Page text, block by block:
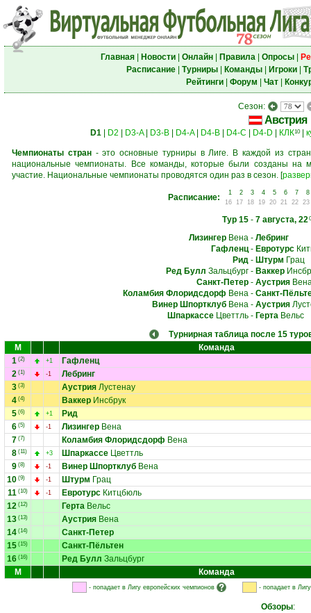
Главная| Новости| Онлайн| Правила| Опросы|
Расписание| Турниры| Команды| Игроки|
Рейтинги| Форум Чат|
Сезон:
Австрия
D1| D2 D3-A| D3-B| D4-A| D4-B| D4-C D4-D КЛК10|
Чемпионаты стран- это основные турниры в Лиге. В каждой из
национальные чемпионаты. Все команды, которые были созданы на
участие. Национальные чемпионаты проводятся один раз в сезон. [
Расписание: 1 2 3 4 5 6 7
8
16
17 18 19 20 21 22 23
Тур 15- 7 августа, 22
ЛизингерВена- Лебринг
Гафленц- Евротурс
Рид- Штурм Грац
Ред Булл Зальцбург- Ваккер
Санкт-Петер- Аустрия
Коламбия Флоридсдорф Вена- Санкт-
Винер ШпортклубВена- Аустрия
ШпаркассеЦветтль- ГертаВельс
Турнирная таблица после 15
М
Команда
1 (2) +1
Гафленц
2 (1) -1
Лебринг
3 (3) Аустрия Лустенау
4 (4) Ваккер Инсбрук
5 (6) +1
Рид
6 (5) -1 Лизингер Вена
7 (7) Коламбия Флоридсдорф Вена
8 (11) +3 Шпаркассе Цветтль
9 (8) -1 Винер Шпортклуб Вена
10 (9) -1 Штурм Грац
11 (10) -1 Евротурс Китцбюль
12 (12) Герта Вельс
13 (13) Аустрия Вена
14 (14)
Санкт-Петер
15 (15)
Санкт-Пёльтен
16 (16) Ред Булл Зальцбург
М
Команда
- попадает в Лигу европейских чемпионов - попадает в
Обзоры: